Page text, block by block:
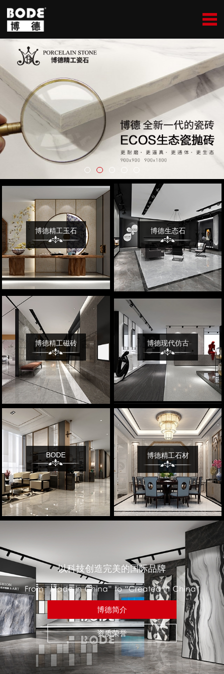
博德精工玉石 博德生态石
博德精工磁砖 博德现代仿古
BODE 博德精工石材
以科技创造完美的国际品牌
From “Made in China” to “Created in China”
博德简介
资质荣誉